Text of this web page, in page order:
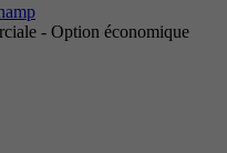
- Option économique